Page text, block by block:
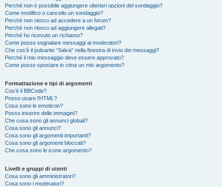
Perché non è possibile aggiungere ulteriori opzioni del sondaggio?
Come modifico o cancello un sondaggio?
Perché non riesco ad accedere a un forum?
Perché non riesco ad aggiungere allegati?
Perché ho ricevuto un richiamo?
Come posso segnalare messaggi ai moderatori?
Che cos’è il pulsante “Salva” nella finestra di invio dei messaggi?
Perché il mio messaggio deve essere approvato?
Come posso spostare in cima un mio argomento?
Formattazione e tipi di argomenti
Cos’è il BBCode?
Posso usare l’HTML?
Cosa sono le emoticon?
Posso inserire delle immagini?
Che cosa sono gli annunci globali?
Cosa sono gli annunci?
Cosa sono gli argomenti importanti?
Cosa sono gli argomenti bloccati?
Che cosa sono le icone argomento?
Livelli e gruppi di utenti
Cosa sono gli amministratori?
Cosa sono i moderatori?